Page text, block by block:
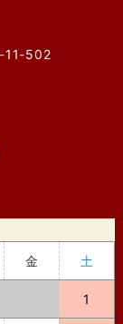
11-502
金 土
1